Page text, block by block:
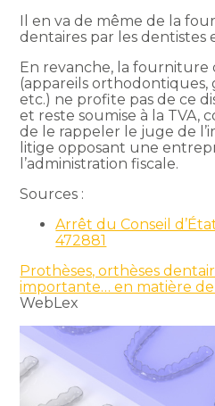
Il en va de même de la
dentaires par les dentistes
En revanche, la fourniture
(appareils orthodontiques,
etc.) ne profite pas de ce
et reste soumise à la TVA,
de le rappeler le juge de
litige opposant une
l’administration fiscale.
Sources :
Arrêt du Conseil
472881
Prothèses, orthèses
importante… en matière de
WebLex